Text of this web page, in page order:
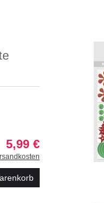
5,99 €